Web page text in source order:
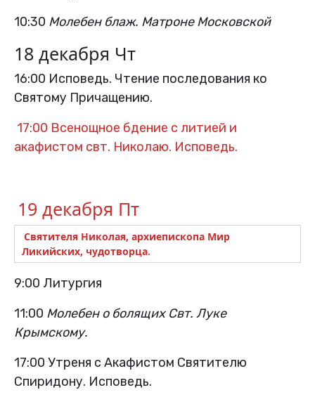
10:30 Молебен блаж. Матроне Московской
18 декабря Чт
16:00 Исповедь. Чтение последования ко
Святому Причащению.
17:00 Всенощное бдение с литией и
акафистом свт. Николаю. Исповедь.
19 декабря Пт
Святителя Николая, архиепископа Мир
Ликийских, чудотворца.
9:00 Литургия
11:00 Молебен о болящих Свт. Луке
Крымскому.
17:00 Утреня с Акафистом Святителю
Спиридону. Исповедь.